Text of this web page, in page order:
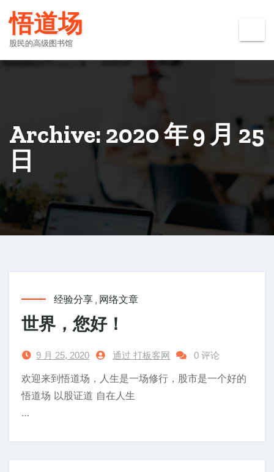
Skip
to
content
悟道场
股民的高级图书馆
Archive: 2020 年 9 月 25
日
经验分享 , 网络文章
世界，您好！
9 月 25, 2020 通过 打板客网 0 评论
欢迎来到悟道场，人生是一场修行，股市是一个好的
悟道场 以股证道 自在人生
…